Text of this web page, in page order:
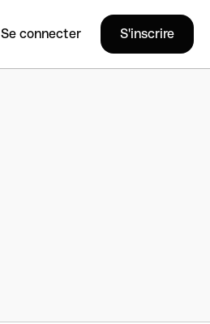
Se connecter S'inscrire